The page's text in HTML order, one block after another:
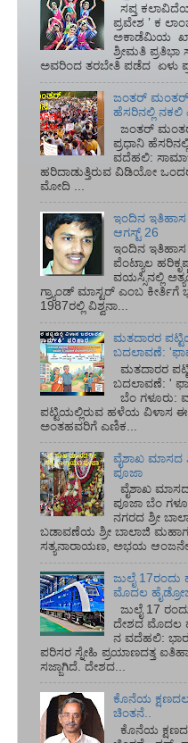
ಸಪ್ತ
ಪ್ರವೇಶ ʼ ಕ
ಅಕಾಡೆಮಿಯ‌
ಶ್ರೀಮತಿ ಪ್ರತಿಭಾ
ಅವರಿಂದ ತರಬೇತಿ ಪಡೆದ ಏಳು
ಜಂತರ್ ಮಂತರ್
ಹೆಸರಿನಲ್ಲಿ
ಜಂತರ್
ಪ್ರಧಾನಿ
ವದೆಹಲಿ:
ಹರಿದಾಡುತ್ತಿರುವ ವಿಡಿಯೋ
ಮೋದಿ ...
ಇಂದಿನ ಇತಿಹಾಸ
ಆಗಸ್ಟ್ 26
ಇಂದಿನ ಇತಿಹಾಸ
ಪೆಂಟ್ಯಾಲ
ವಯಸ್ಸಿನಲ್ಲಿ
ಗ್ರ್ಯಾಂಡ್ ಮಾಸ್ಟರ್ ಎಂಬ ಕೀರ್ತಿಗೆ
1987ರಲ್ಲಿ ವಿಶ್ವನಾ...
ಮತದಾರರ
ಬದಲಾವಣೆ:
ಮತದಾರರ
ಬದಲಾವಣೆ: '
ಬೆಂ ಗಳೂರು:
ಪಟ್ಟಿಯಲ್ಲಿರುವ ಹಳೆಯ ವಿಳಾಸ ಈಗ
ಅಂತಹವರಿಗೆ ಎಣಿಕ...
ವೈಶಾಖ ಮಾಸದ
ಪೂಜಾ
ವೈಶಾಖ
ಪೂಜಾ ಬೆಂ
ನಗರದ ಶ್ರೀ
ಬಡಾವಣೆಯ ಶ್ರೀ ಬಾಲಾಜಿ
ಸತ್ಯನಾರಾಯಣ, ಅಭಯ
ಜುಲೈ
ಮೊದಲ
ಜುಲೈ 17
ದೇಶದ ಮೊದಲ
ನ ವದೆಹಲಿ:
ಪರಿಸರ ಸ್ನೇಹಿ ಪ್ರಯಾಣದತ್ತ
ಸಜ್ಜಾಗಿದೆ. ದೇಶದ...
ಕೊನೆಯ
ಚಿಂತನೆ..
ಕೊನೆಯ